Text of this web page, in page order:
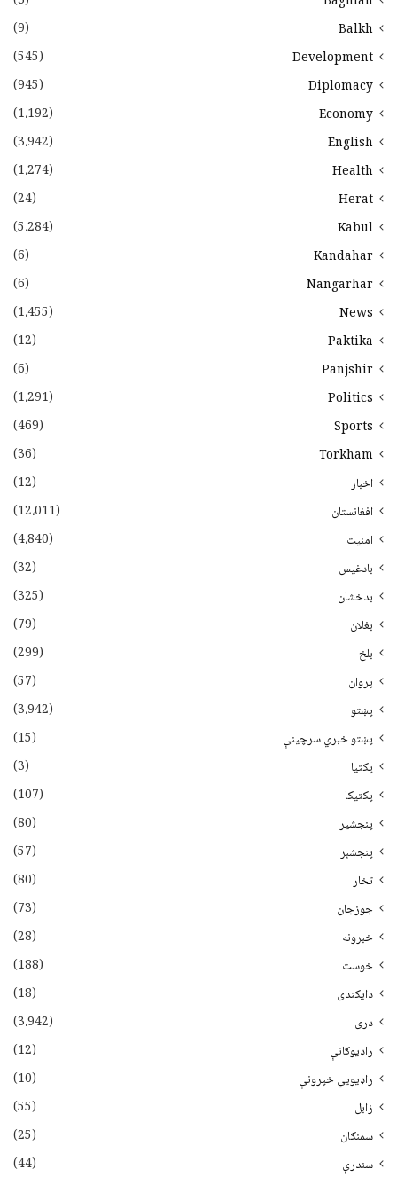
Balkh
(9)
Development
(545)
Diplomacy
(945)
Economy
(1،192)
English
(3،942)
Health
(1،274)
Herat
(24)
Kabul
(5،284)
Kandahar
(6)
Nangarhar
(6)
News
(1،455)
Paktika
(12)
Panjshir
(6)
Politics
(1،291)
Sports
(469)
Torkham
(36)
اخبار
(12)
افغانستان
(12،011)
امنیت
(4،840)
بادغیس
(32)
بدخشان
(325)
بغلان
(79)
بلخ
(299)
پروان
(57)
پښتو
(3،942)
پښتو خبري سرچينې
(15)
پکتيا
(3)
پکتیکا
(107)
پنجشیر
(80)
پنجشېر
(57)
تخار
(80)
جوزجان
(73)
خبرونه
(28)
خوست
(188)
دایکندی
(18)
دری
(3،942)
راډیوګانې
(12)
راډیويي خپرونې
(10)
زابل
(55)
سمنګان
(25)
سندرې
(44)